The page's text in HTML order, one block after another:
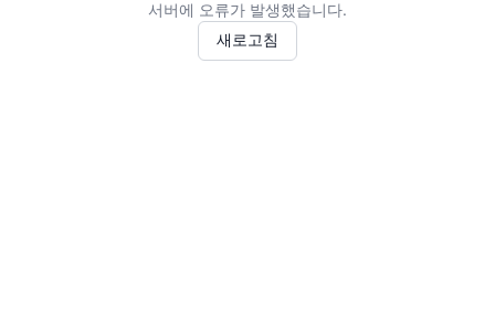
서버에 오류가 발생했습니다.
새로고침